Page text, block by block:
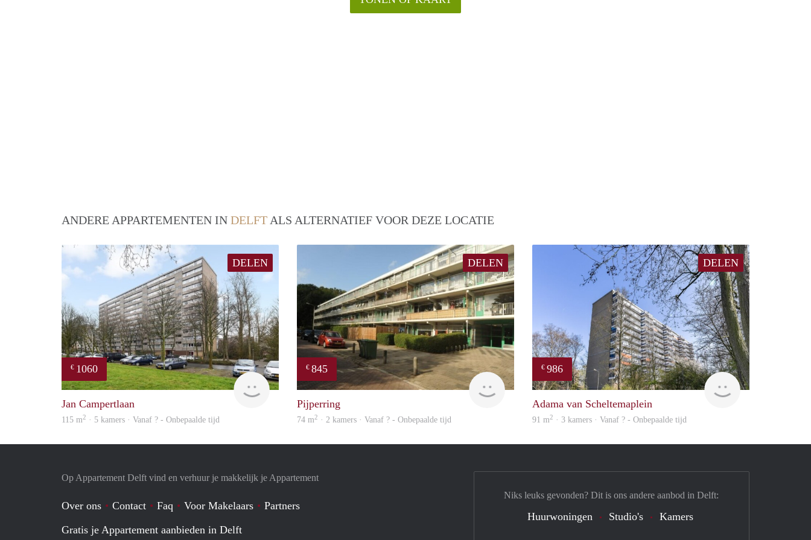
ANDERE APPARTEMENTEN IN DELFT ALS ALTERNATIEF VOOR DEZE LOCATIE
DELEN
€ 1060
finder
Jan Campertlaan
115 m2 · 5 kamers · Vanaf ? - Onbepaalde tijd
DELEN
€ 845
rent
Pijperring
74 m2 · 2 kamers · Vanaf ? - Onbepaalde tijd
DELEN
€ 986
Woning
Adama van Scheltemaplein
91 m2 · 3 kamers · Vanaf ? - Onbepaalde tijd
Op Appartement Delft vind en verhuur je makkelijk je Appartement
Over ons Contact Faq Voor Makelaars
Partners
Gratis je Appartement aanbieden in Delft
Niks leuks gevonden? Dit is ons andere aanbod in Delft:
Huurwoningen Studio's Kamers